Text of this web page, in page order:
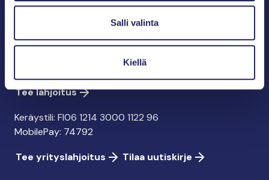
Salli valinta
Kiellä
00240 Helsinki
y-tunnus: 0895353-5
Tee lahjoitus
Keräystili: FI06 1214 3000 1122 96
MobilePay: 74792
Tee yrityslahjoitus
Tilaa uutiskirje